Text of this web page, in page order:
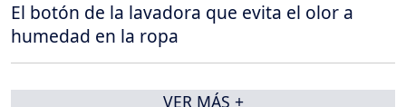
El botón de la lavadora que evita el olor a
humedad en la ropa
VER MÁS +